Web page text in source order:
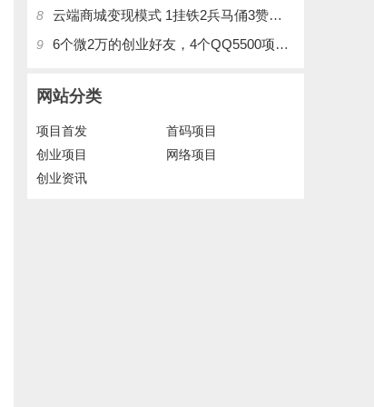
8 云端商城变现模式 1挂铁2兵马俑3赞刷4涨粉，带你玩.赚风口项日
9 6个微2万的创业好友，4个QQ5500项目好友，QQ每天在线人数2400人、承接朋友圈广告投放
网站分类
项目首发
首码项目
创业项目
网络项目
创业资讯